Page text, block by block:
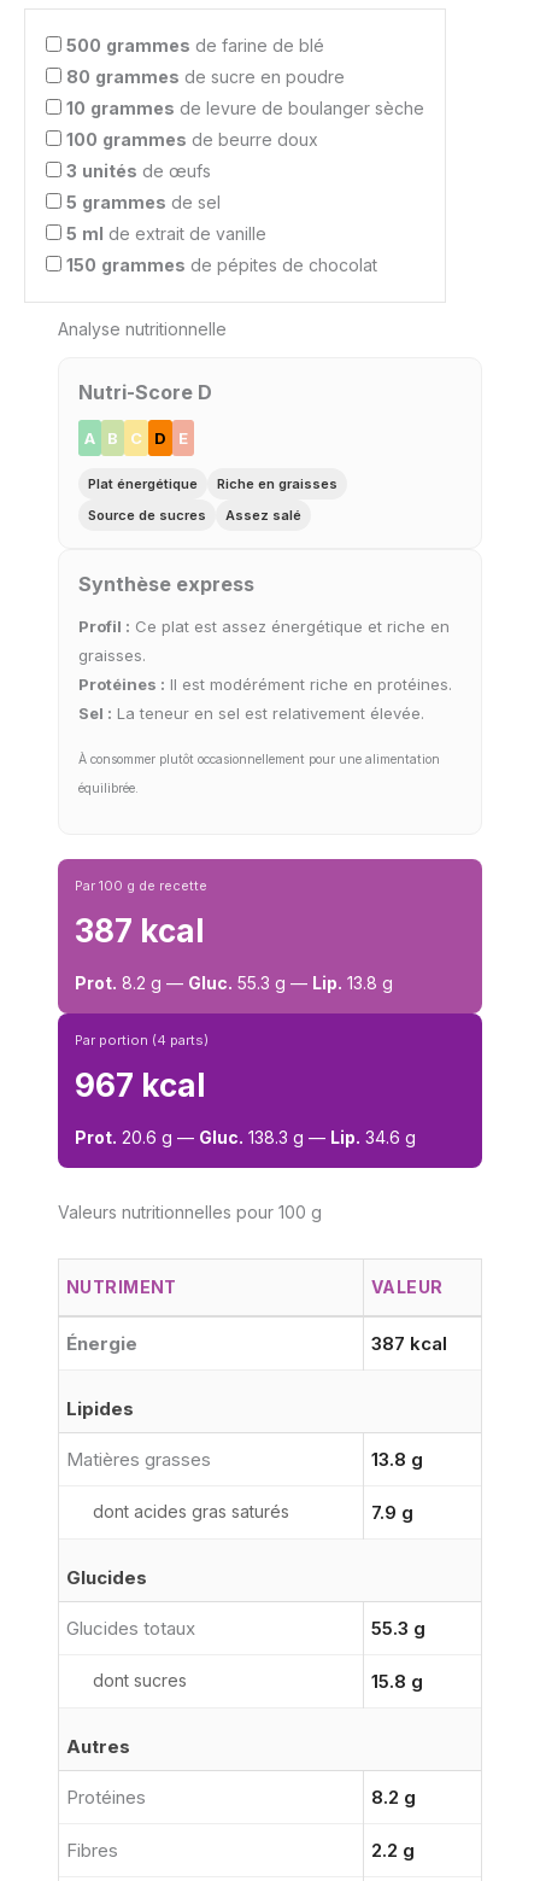
500 grammes de farine de blé
80 grammes de sucre en poudre
10 grammes de levure de boulanger sèche
100 grammes de beurre doux
3 unités de œufs
5 grammes de sel
5 ml de extrait de vanille
150 grammes de pépites de chocolat
Analyse nutritionnelle
Nutri-Score D
A B C D E
Plat énergétique
Riche en graisses
Source de sucres
Assez salé
Synthèse express
Profil : Ce plat est assez énergétique et riche en
graisses.
Protéines : Il est modérément riche en protéines.
Sel : La teneur en sel est relativement élevée.
À consommer plutôt occasionnellement pour une alimentation
équilibrée.
Par 100 g de recette
387 kcal
Prot. 8.2 g — Gluc. 55.3 g — Lip. 13.8 g
Par portion (4 parts)
967 kcal
Prot. 20.6 g — Gluc. 138.3 g — Lip. 34.6 g
Valeurs nutritionnelles pour 100 g
NUTRIMENT VALEUR
Énergie 387 kcal
Lipides
Matières grasses 13.8 g
dont acides gras saturés 7.9 g
Glucides
Glucides totaux 55.3 g
dont sucres 15.8 g
Autres
Protéines 8.2 g
Fibres 2.2 g